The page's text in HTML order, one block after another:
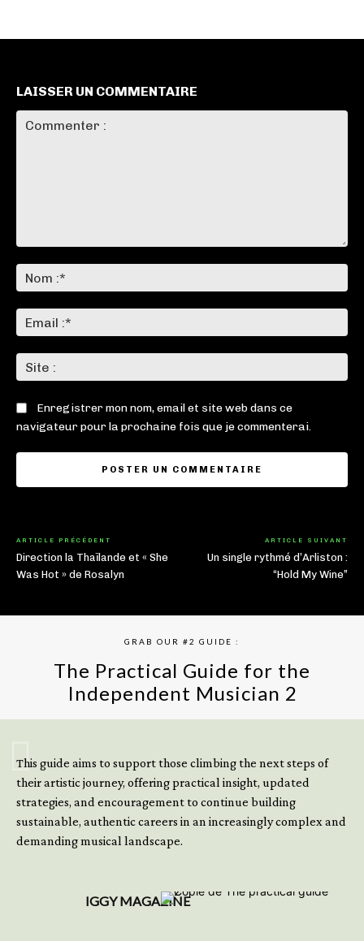
LAISSER UN COMMENTAIRE
:*
:*
:
Enregistrer mon nom, email et site web dans ce
navigateur pour la prochaine fois que je commenterai.
ARTICLE PRÉCÉDENT
Direction la Thaïlande et « She
Was Hot » de Rosalyn
ARTICLE SUIVANT
Un single rythmé d’Arliston :
“Hold My Wine”
GRAB OUR #2 GUIDE :
The Practical Guide for the
Independent Musician 2
This guide aims to support those climbing the next steps of
their artistic journey, offering practical insight, updated
strategies, and encouragement to continue building
sustainable, authentic careers in an increasingly complex and
demanding musical landscape.
IGGY MAGAZINE